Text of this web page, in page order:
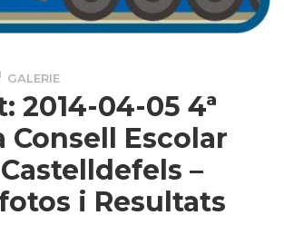
GALERIE
2014-04-05 4ª
Consell Escolar
–
i Resultats